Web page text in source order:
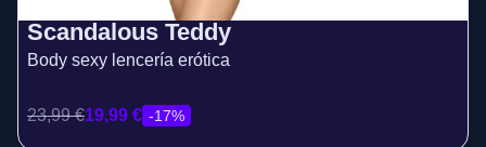
Scandalous Teddy
Body sexy lencería erótica
23,99€19,99 € -17%